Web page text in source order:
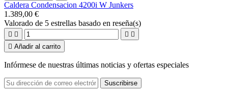
Caldera Condensacion 4200i W Junkers
1.389,00 €
Valorado de 5 estrellas basado en reseña(s)
   
 Añadir al carrito
Infórmese de nuestras últimas noticias y ofertas especiales